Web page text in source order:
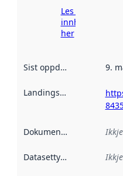
Les meir om
innhenting
her
Sist oppdatert 9.
Landingsside
Dokumentasjon
Datasettype